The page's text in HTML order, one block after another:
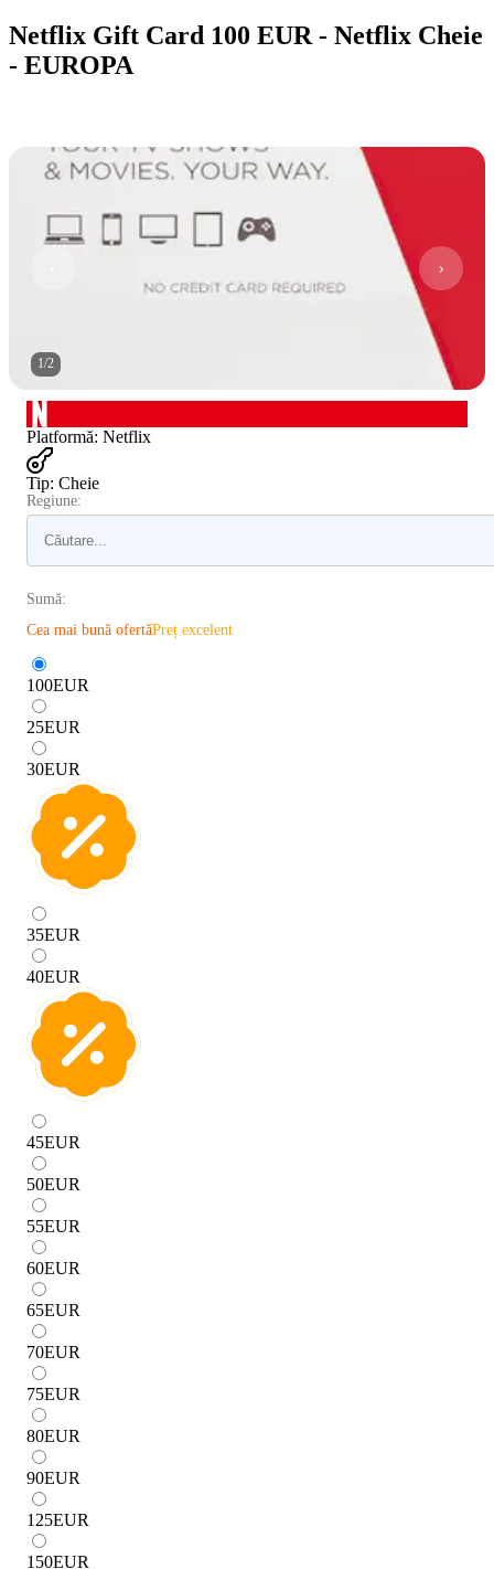
Netflix Gift Card 100 EUR - Netflix Cheie
- EUROPA
1/2
Platformă: Netflix
Tip: Cheie
Regiune:
Sumă:
Cea mai bună ofertăPreț excelent
100EUR
25EUR
30EUR
35EUR
40EUR
45EUR
50EUR
55EUR
60EUR
65EUR
70EUR
75EUR
80EUR
90EUR
125EUR
150EUR